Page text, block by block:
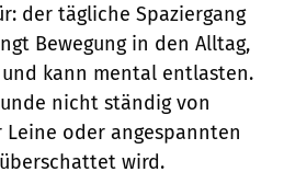
der tägliche Spaziergang
Bewegung in den Alltag,
kann mental entlasten.
nicht ständig von
Leine oder angespannten
wird.